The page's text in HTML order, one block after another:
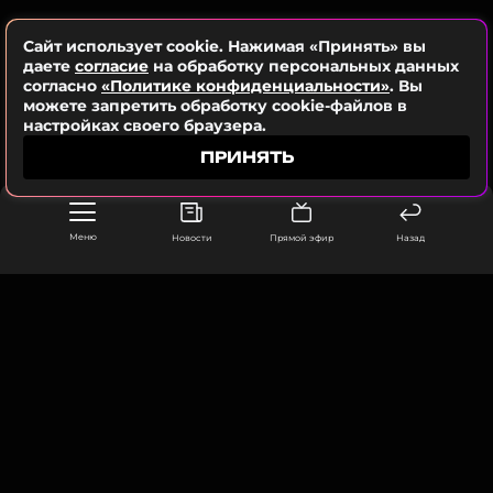
Меню Новости Прямой эфир Назад
ССЫЛКА
Сайт использует cookie. Нажимая «Принять» вы
даете согласие на обработку персональных данных
согласно «Политике конфиденциальности». Вы
можете запретить обработку cookie-файлов в
настройках своего браузера.
ПРИНЯТЬ